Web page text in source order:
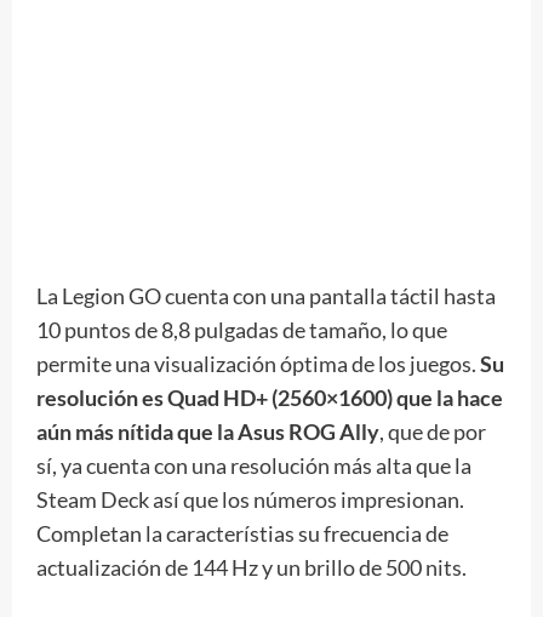
La Legion GO cuenta con una pantalla táctil hasta
10 puntos de 8,8 pulgadas de tamaño, lo que
permite una visualización óptima de los juegos.Su
resolución es Quad HD+ (2560×1600) que la hace
aún más nítida que la Asus ROG Ally, que de por
sí, ya cuenta con una resolución más alta que la
Steam Deck así que los números impresionan.
Completan la característias su frecuencia de
actualización de 144 Hz y un brillo de 500 nits.